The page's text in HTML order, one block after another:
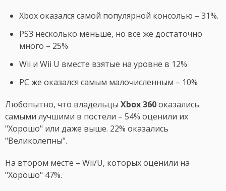
Xbox оказался самой популярной консолью – 31%.
PS3 несколько меньше, но все же достаточно
много – 25%
Wii и Wii U вместе взятые на уровне в 12%
PC же оказался самым малочисленным – 10%
Любопытно, что владельцы Xbox 360оказались
самыми лучшими в постели – 54% оценили их
"Хорошо" или даже выше. 22% оказались
"Великолепны".
На втором месте – Wii/U, которых оценили на
"Хорошо" 47%.